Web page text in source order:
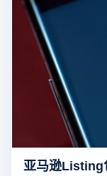
亚马逊Listing